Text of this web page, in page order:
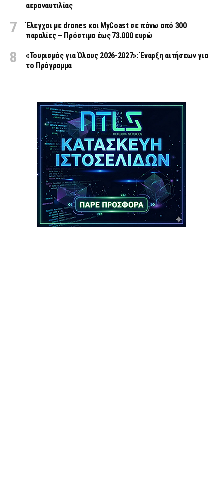
αεροναυτιλίας
Έλεγχοι με drones και MyCoast σε πάνω από 300
παραλίες – Πρόστιμα έως 73.000 ευρώ
«Τουρισμός για Όλους 2026-2027»: Έναρξη αιτήσεων για
το Πρόγραμμα